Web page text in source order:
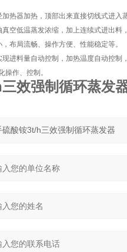
热器加热，顶部出来直接切线式进入
空低温蒸发浓缩，加上连续式进出料
布局流畅、操作方便、性能稳定等。
进料量自动控制，加热温度自动控
操作、控制。
效强制循环蒸发